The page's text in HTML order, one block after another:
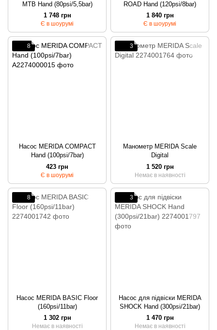
MTB Hand (80psi/5,5bar)
1 748 грн
Є в шоурумі
ROAD Hand (120psi/8bar)
1 840 грн
Є в шоурумі
8
Насос MERIDA COMPACT
Hand (100psi/7bar)
423 грн
Є в шоурумі
3
Манометр MERIDA Scale
Digital
1 520 грн
Немає в наявності
8
Насос MERIDA BASIC Floor
(160psi/11bar)
1 302 грн
Немає в наявності
3
Насос для підвіски MERIDA
SHOCK Hand (300psi/21bar)
1 470 грн
Немає в наявності